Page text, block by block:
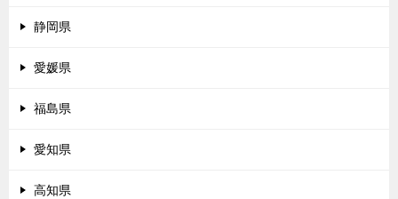
静岡県
愛媛県
福島県
愛知県
高知県